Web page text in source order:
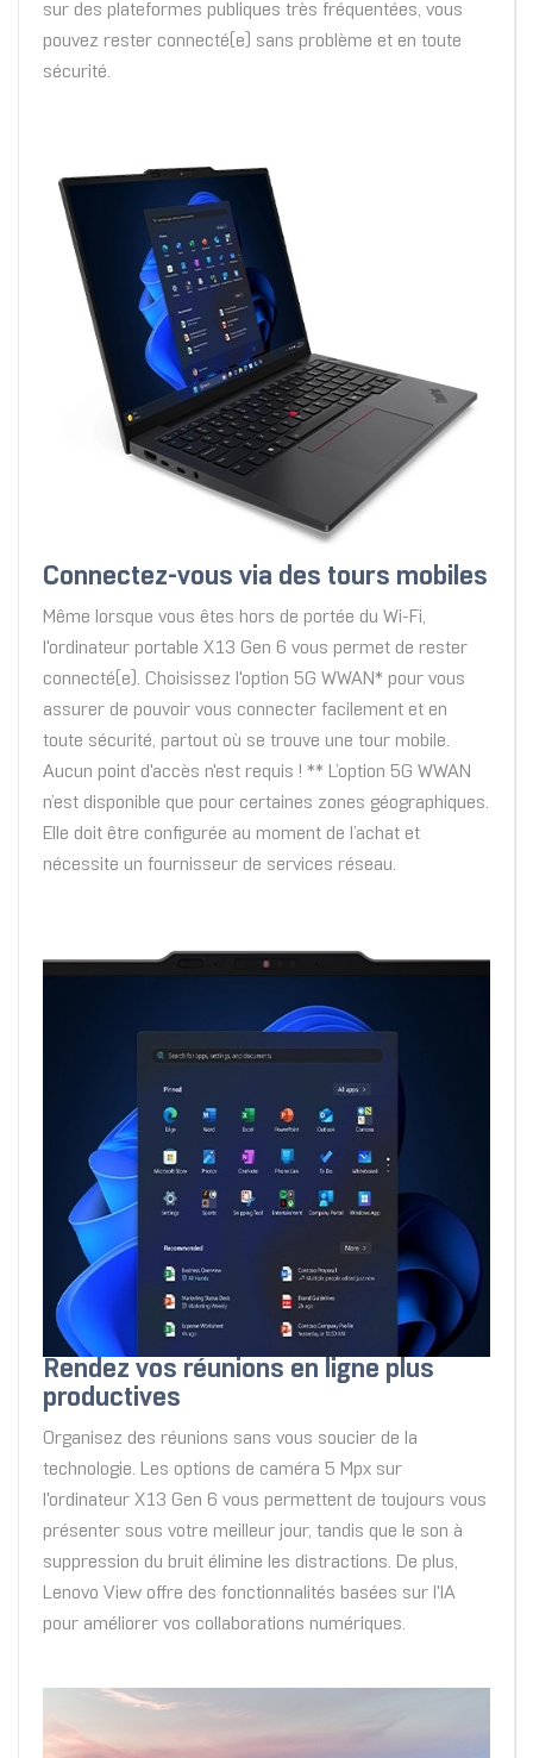
sur des plateformes publiques très fréquentées, vous
pouvez rester connecté(e) sans problème et en toute
sécurité.
Connectez-vous via des tours mobiles
Même lorsque vous êtes hors de portée du Wi-Fi,
l'ordinateur portable X13 Gen 6 vous permet de rester
connecté(e). Choisissez l'option 5G WWAN* pour vous
assurer de pouvoir vous connecter facilement et en
toute sécurité, partout où se trouve une tour mobile.
Aucun point d'accès n'est requis ! ** L’option 5G WWAN
n’est disponible que pour certaines zones géographiques.
Elle doit être configurée au moment de l’achat et
nécessite un fournisseur de services réseau.
Rendez vos réunions en ligne plus
productives
Organisez des réunions sans vous soucier de la
technologie. Les options de caméra 5 Mpx sur
l'ordinateur X13 Gen 6 vous permettent de toujours vous
présenter sous votre meilleur jour, tandis que le son à
suppression du bruit élimine les distractions. De plus,
Lenovo View offre des fonctionnalités basées sur l'IA
pour améliorer vos collaborations numériques.